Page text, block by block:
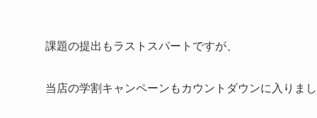
課題の提出もラストスパートですが、
当店の学割キャンペーンもカウントダウンに入りま